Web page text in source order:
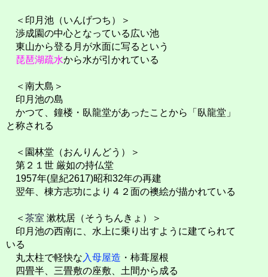
＜印月池（いんげつち）＞
渉成園の中心となっている広い池
東山から登る月が水面に写るという
琵琶湖疏水から水が引かれている
＜南大島＞
印月池の島
かつて、鐘楼・臥龍堂があったことから「臥龍堂」
と称される
＜園林堂（おんりんどう）＞
第２１世 厳如の持仏堂
1957年(皇紀2617)昭和32年の再建
翌年、棟方志功により４２面の襖絵が描かれている
＜ 茶室 漱枕居（そうちんきょ）＞
印月池の西南に、水上に乗り出すように建てられて
いる
丸太柱で軽快な 入母屋造 ・柿葺屋根
四畳半、三畳敷の座敷、土間から成る